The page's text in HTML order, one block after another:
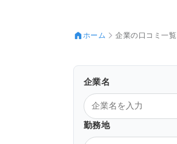
ホーム 企業の口コミ一覧
企業名
勤務地